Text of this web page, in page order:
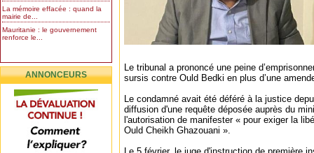
La mémoire effacée : quand la
mairie de...
Mauritanie : le gouvernement
renforce le...
ANNONCEURS
Le tribunal a prononcé une peine
sursis contre Ould Bedki en plus d’une
Le condamné avait été déféré à la justice
diffusion d'une requête déposée auprès du
l'autorisation de manifester « pour exiger la
Ould Cheikh Ghazouani ».